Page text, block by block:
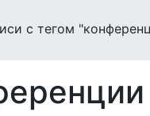
с тегом